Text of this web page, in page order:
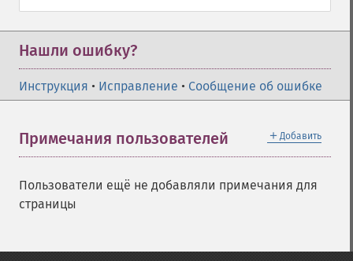
Нашли ошибку?
Инструкция • Исправление • Сообщение об ошибке
＋ Добавить
Примечания пользователей
Пользователи ещё не добавляли примечания для
страницы